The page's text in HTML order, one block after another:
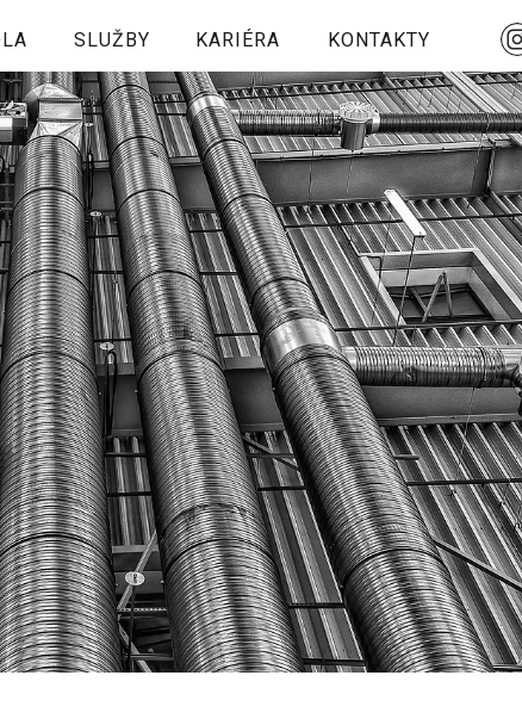
SLUŽBY KARIÉRA KONTAKTY